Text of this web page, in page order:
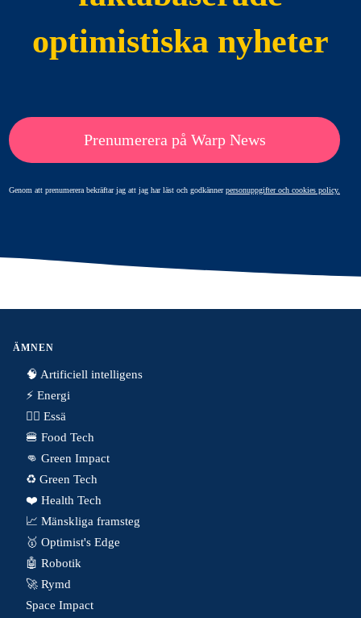
optimistiska nyheter
Prenumerera på Warp News
Genom att prenumerera bekräftar jag att jag har läst och godkännerpersonuppgifter och cookies policy.
ÄMNEN
🧠 Artificiell intelligens
⚡️ Energi
✍🏼 Essä
🍔 Food Tech
👊 Green Impact
♻️ Green Tech
❤️ Health Tech
📈 Mänskliga framsteg
🥇 Optimist's Edge
🤖 Robotik
🚀 Rymd
Space Impact